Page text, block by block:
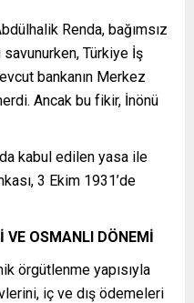
Renda, bağımsız
savunurken, Türkiye İş
bankanın Merkez
Ancak bu fikir, İnönü
kabul edilen yasa ile
3 Ekim 1931’de
VE OSMANLI DÖNEMİ
örgütlenme yapısıyla
iç ve dış ödemeleri